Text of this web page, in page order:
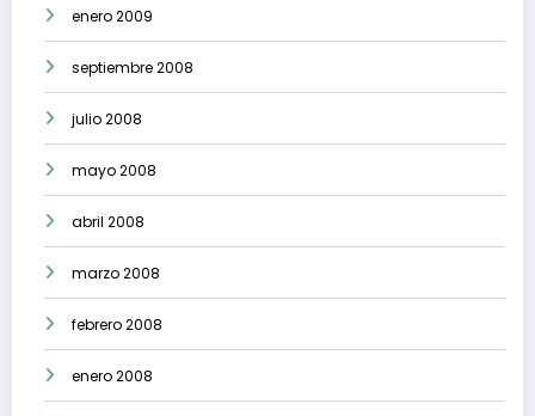
enero 2009
septiembre 2008
julio 2008
mayo 2008
abril 2008
marzo 2008
febrero 2008
enero 2008